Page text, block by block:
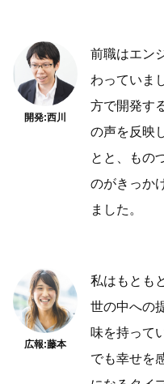
開発:西川
前職はエン
わっていま
方で開発す
の声を反映
とと、もの
のがきっか
ました。
広報:藤本
私はもとも
世の中への
味を持って
でも幸せを